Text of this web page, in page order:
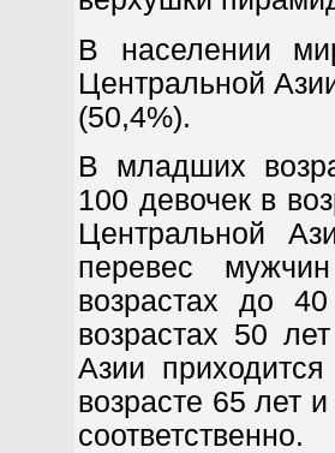
В населении
Центральной
(50,4%).
В младших
100 девочек в
Центральной
перевес
возрастах до
возрастах 50
Азии
возрасте 65 лет
соответственно.